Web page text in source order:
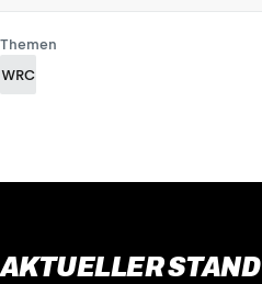
Themen
WRC
AKTUELLER STAND